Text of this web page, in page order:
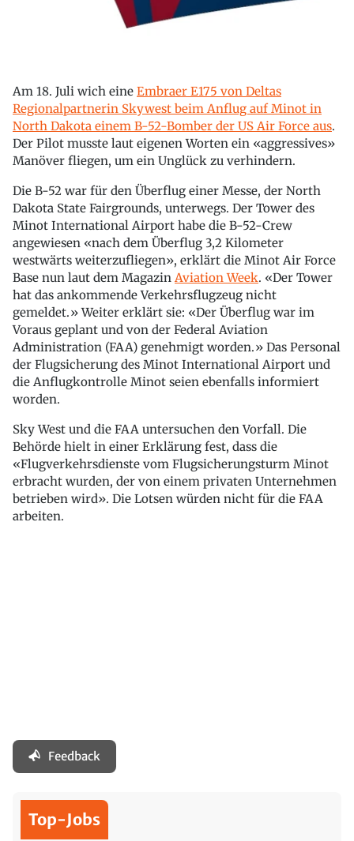
Am 18. Juli wich eine Embraer E175 von Deltas
Regionalpartnerin Skywest beim Anflug auf Minot in
North Dakota einem B-52-Bomber der US Air Force aus.
Der Pilot musste laut eigenen Worten ein «aggressives»
Manöver fliegen, um ein Unglück zu verhindern.
Die B-52 war für den Überflug einer Messe, der North
Dakota State Fairgrounds, unterwegs. Der Tower des
Minot International Airport habe die B-52-Crew
angewiesen «nach dem Überflug 3,2 Kilometer
westwärts weiterzufliegen», erklärt die Minot Air Force
Base nun laut dem Magazin Aviation Week. «Der Tower
hat das ankommende Verkehrsflugzeug nicht
gemeldet.» Weiter erklärt sie: «Der Überflug war im
Voraus geplant und von der Federal Aviation
Administration (FAA) genehmigt worden.» Das Personal
der Flugsicherung des Minot International Airport und
die Anflugkontrolle Minot seien ebenfalls informiert
worden.
Sky West und die FAA untersuchen den Vorfall. Die
Behörde hielt in einer Erklärung fest, dass die
«Flugverkehrsdienste vom Flugsicherungsturm Minot
erbracht wurden, der von einem privaten Unternehmen
betrieben wird». Die Lotsen würden nicht für die FAA
arbeiten.
Feedback
Top-Jobs